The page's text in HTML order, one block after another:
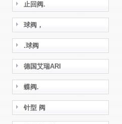
止回阀.
球阀，
.球阀
德国艾瑞ARI
蝶阀.
针型 阀